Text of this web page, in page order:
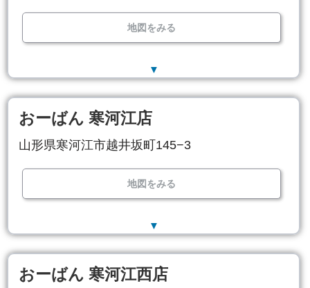
地図をみる
▼
おーばん 寒河江店
山形県寒河江市越井坂町145−3
地図をみる
▼
おーばん 寒河江西店